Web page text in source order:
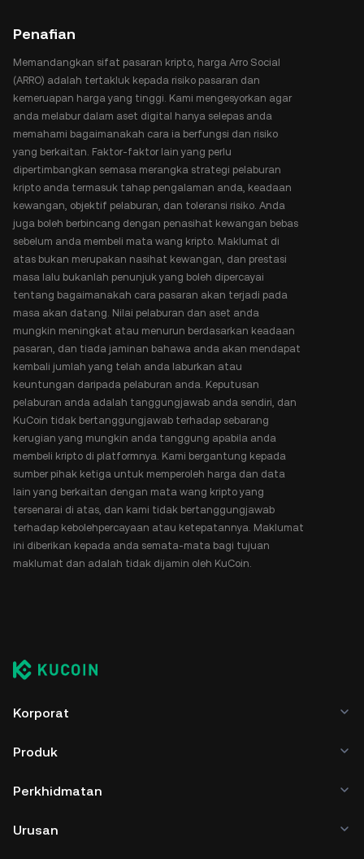
Penafian
Memandangkan sifat pasaran kripto, harga Arro Social
(ARRO) adalah tertakluk kepada risiko pasaran dan
kemeruapan harga yang tinggi. Kami mengesyorkan agar
anda melabur dalam aset digital hanya selepas anda
memahami bagaimanakah cara ia berfungsi dan risiko
yang berkaitan. Faktor-faktor lain yang perlu
dipertimbangkan semasa merangka strategi pelaburan
kripto anda termasuk tahap pengalaman anda, keadaan
kewangan, objektif pelaburan, dan toleransi risiko. Anda
juga boleh berbincang dengan penasihat kewangan bebas
sebelum anda membeli mata wang kripto. Maklumat di
atas bukan merupakan nasihat kewangan, dan prestasi
masa lalu bukanlah penunjuk yang boleh dipercayai
tentang bagaimanakah cara pasaran akan terjadi pada
masa akan datang. Nilai pelaburan dan aset anda
mungkin meningkat atau menurun berdasarkan keadaan
pasaran, dan tiada jaminan bahawa anda akan mendapat
kembali jumlah yang telah anda laburkan atau
keuntungan daripada pelaburan anda. Keputusan
pelaburan anda adalah tanggungjawab anda sendiri, dan
KuCoin tidak bertanggungjawab terhadap sebarang
kerugian yang mungkin anda tanggung apabila anda
membeli kripto di platformnya. Kami bergantung kepada
sumber pihak ketiga untuk memperoleh harga dan data
lain yang berkaitan dengan mata wang kripto yang
tersenarai di atas, dan kami tidak bertanggungjawab
terhadap kebolehpercayaan atau ketepatannya. Maklumat
ini diberikan kepada anda semata-mata bagi tujuan
maklumat dan adalah tidak dijamin oleh KuCoin.
Korporat
Produk
Perkhidmatan
Urusan